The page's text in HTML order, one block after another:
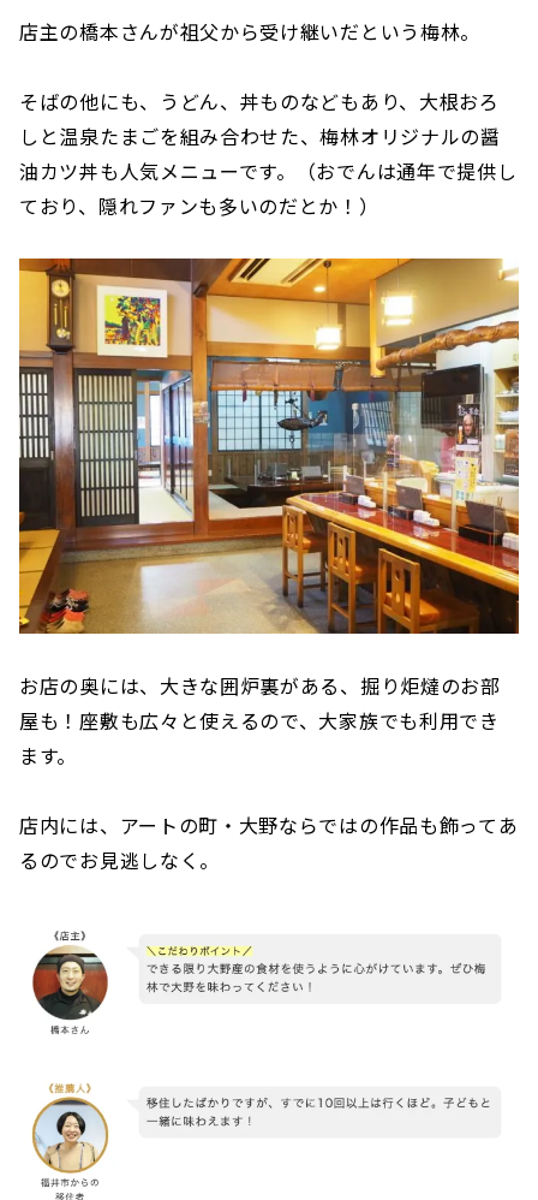
店主の橋本さんが祖父から受け継いだという梅林。
そばの他にも、うどん、丼ものなどもあり、大根おろ
しと温泉たまごを組み合わせた、梅林オリジナルの醤
油カツ丼も人気メニューです。（おでんは通年で提供し
ており、隠れファンも多いのだとか！）
お店の奥には、大きな囲炉裏がある、掘り炬燵のお部
屋も！座敷も広々と使えるので、大家族でも利用でき
ます。
店内には、アートの町・大野ならではの作品も飾ってあ
るのでお見逃しなく。